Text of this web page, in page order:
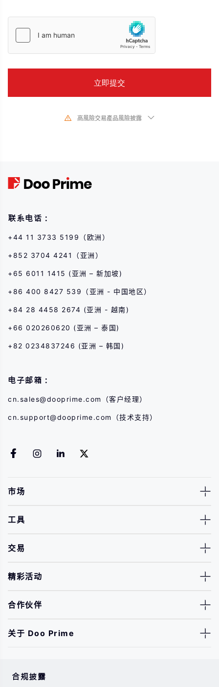
高風險交易產品風險披露
联系电话：
+44 11 3733 5199（欧洲）
+852 3704 4241（亚洲）
+65 6011 1415 (亚洲 – 新加坡)
+86 400 8427 539（亚洲 - 中国地区）
+84 28 4458 2674 (亚洲 - 越南)
+66 020260620 (亚洲 – 泰国)
+82 0234837246 (亚洲 – 韩国)
电子邮箱：
cn.sales@dooprime.com （客户经理）
cn.support@dooprime.com （技术支持）
市场
工具
交易
精彩活动
合作伙伴
关于 Doo Prime
合规披露